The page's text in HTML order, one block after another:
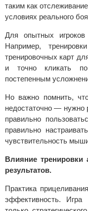
таким как
условиях реального
Для опытных
Например,
тренировочных карт
и точно кликать
постепенным
Но важно помнить,
недостаточно — нужно
правильно
правильно
чувствительность
Влияние
результатов.
Практика
эффективность.